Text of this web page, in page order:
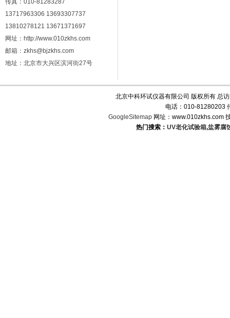
传真：010-81283287
13717963306 13693307737
13810278121 13671371697
网址：http://www.010zkhs.com
邮箱：zkhs@bjzkhs.com
地址：北京市大兴区滨河街27号
北京中科环试仪器有限公司 版权所有 总
电话：010-81280203
GoogleSitemap 网址：www.010zkhs.com
热门搜索： UV老化试验箱,盐雾腐